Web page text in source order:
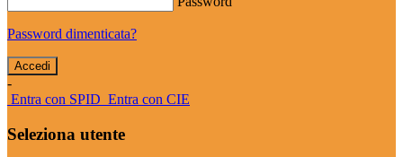
Password dimenticata?
-
Entra con SPID Entra con CIE
Seleziona utente